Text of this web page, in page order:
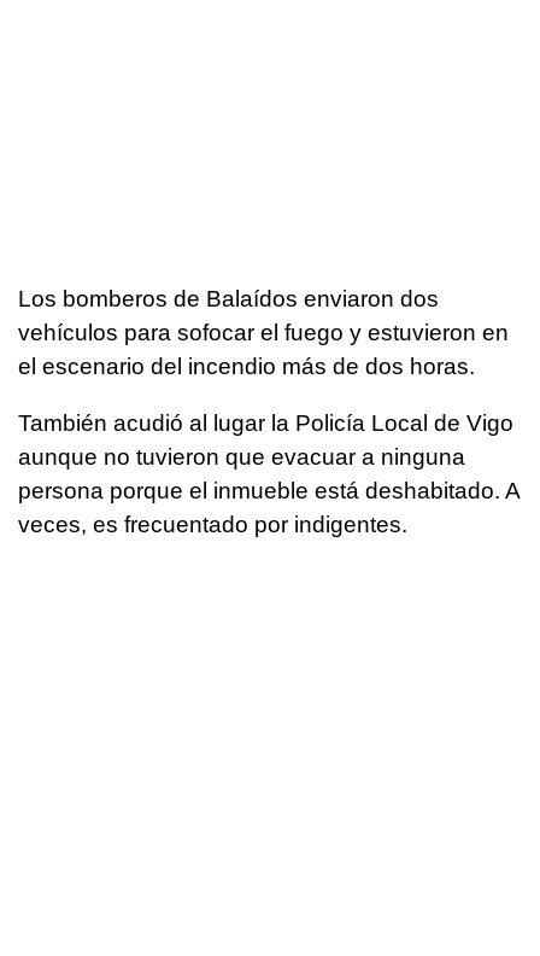
Los bomberos de Balaídos enviaron dos
vehículos para sofocar el fuego y estuvieron en
el escenario del incendio más de dos horas.
También acudió al lugar la Policía Local de Vigo
aunque no tuvieron que evacuar a ninguna
persona porque el inmueble está deshabitado. A
veces, es frecuentado por indigentes.